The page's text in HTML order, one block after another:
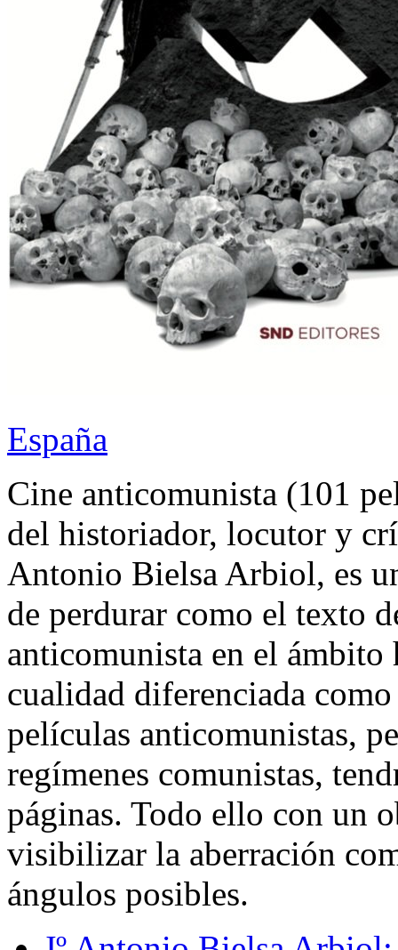
España
Cine anticomunista (101
del historiador, locutor y
Antonio Bielsa Arbiol, es
de perdurar como el texto
anticomunista en el ámbito
cualidad diferenciada
películas anticomunistas,
regímenes comunistas,
páginas. Todo ello con un
visibilizar la aberración
ángulos posibles.